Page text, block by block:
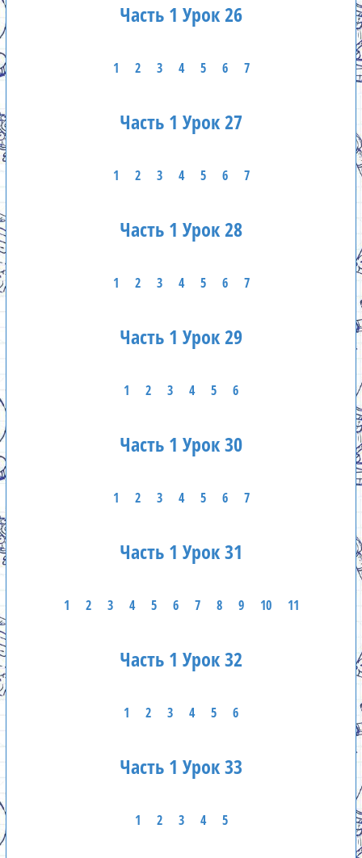
Часть 1 Урок 26
1 2 3 4 5 6 7
Часть 1 Урок 27
1 2 3 4 5 6 7
Часть 1 Урок 28
1 2 3 4 5 6 7
Часть 1 Урок 29
1 2 3 4 5 6
Часть 1 Урок 30
1 2 3 4 5 6 7
Часть 1 Урок 31
1 2 3 4 5 6 7 8 9 10 11
Часть 1 Урок 32
1 2 3 4 5 6
Часть 1 Урок 33
1 2 3 4 5